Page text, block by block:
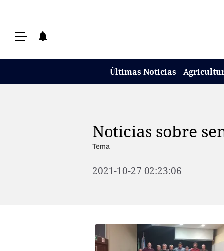
Últimas Noticias
Noticias sobre
Tema
2021-10-27 02:23:06